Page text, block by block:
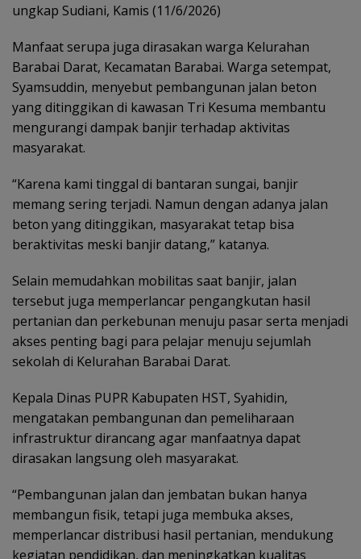
ungkap Sudiani, Kamis (11/6/2026)
Manfaat serupa juga dirasakan warga Kelurahan
Barabai Darat, Kecamatan Barabai. Warga setempat,
Syamsuddin, menyebut pembangunan jalan beton
yang ditinggikan di kawasan Tri Kesuma membantu
mengurangi dampak banjir terhadap aktivitas
masyarakat.
“Karena kami tinggal di bantaran sungai, banjir
memang sering terjadi. Namun dengan adanya jalan
beton yang ditinggikan, masyarakat tetap bisa
beraktivitas meski banjir datang,” katanya.
Selain memudahkan mobilitas saat banjir, jalan
tersebut juga memperlancar pengangkutan hasil
pertanian dan perkebunan menuju pasar serta menjadi
akses penting bagi para pelajar menuju sejumlah
sekolah di Kelurahan Barabai Darat.
Kepala Dinas PUPR Kabupaten HST, Syahidin,
mengatakan pembangunan dan pemeliharaan
infrastruktur dirancang agar manfaatnya dapat
dirasakan langsung oleh masyarakat.
“Pembangunan jalan dan jembatan bukan hanya
membangun fisik, tetapi juga membuka akses,
memperlancar distribusi hasil pertanian, mendukung
kegiatan pendidikan, dan meningkatkan kualitas